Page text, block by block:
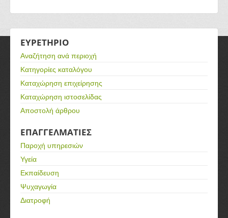
ΕΥΡΕΤΗΡΙΟ
Αναζήτηση ανά περιοχή
Κατηγορίες καταλόγου
Καταχώρηση επιχείρησης
Καταχώρηση ιστοσελίδας
Αποστολή άρθρου
ΕΠΑΓΓΕΛΜΑΤΙΕΣ
Παροχή υπηρεσιών
Υγεία
Εκπαίδευση
Ψυχαγωγία
Διατροφή